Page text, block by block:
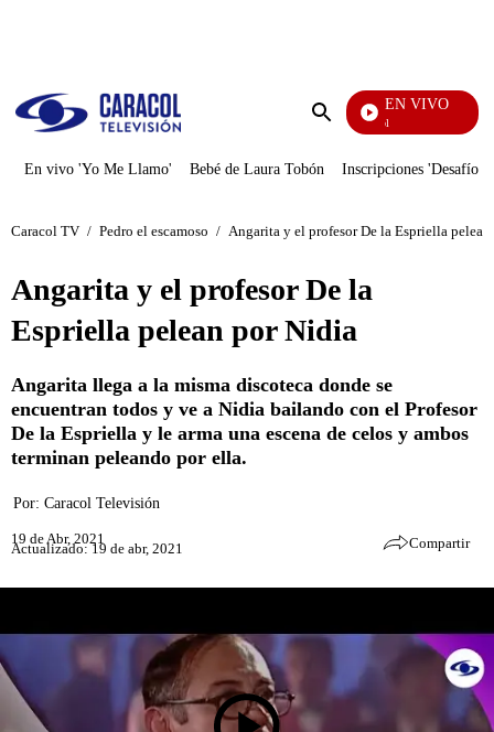
Enviar
EN VIVO
Noticias Caracol
En vivo 'Yo Me Llamo' Bebé de Laura Tobón Inscripciones 'Desafío'
Caracol TV / Pedro el escamoso / Angarita y el profesor De la Espriella
Angarita y el profesor De la
Espriella pelean por Nidia
Angarita llega a la misma discoteca donde se
encuentran todos y ve a Nidia bailando con el Profesor
De la Espriella y le arma una escena de celos y ambos
terminan peleando por ella.
Por: Caracol Televisión
19 de Abr, 2021
Actualizado: 19 de abr, 2021 Compartir